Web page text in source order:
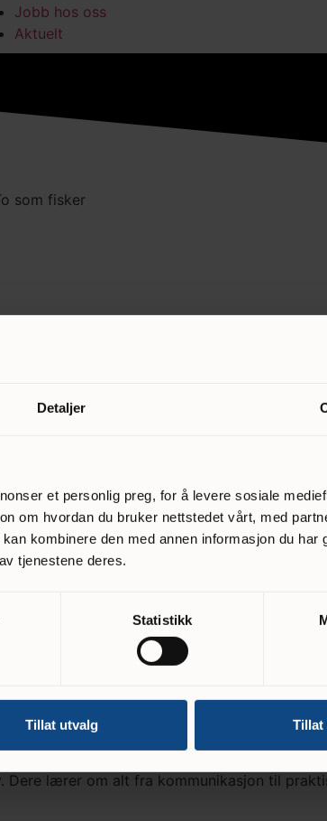
Detaljer
et personlig preg, for å levere sosiale
om hvordan du bruker nettstedet vårt, med
kombinere den med annen informasjon du har
tjenestene deres.
Statistikk
Tillat utvalg Tillat
Jobb hos oss
Aktuelt
nedsatt funksjonsevne, sykdommer eller
får de muligheten til å
at det er viktig å bygge trygge relasjoner
og de vil ha behov for et varmt og
De vil gjøre en vurdering for å se om
lærer om alt fra kommunikasjon til